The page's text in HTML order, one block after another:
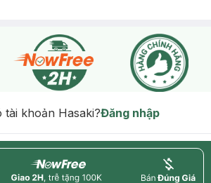
tài khoản Hasaki?Đăng nhập